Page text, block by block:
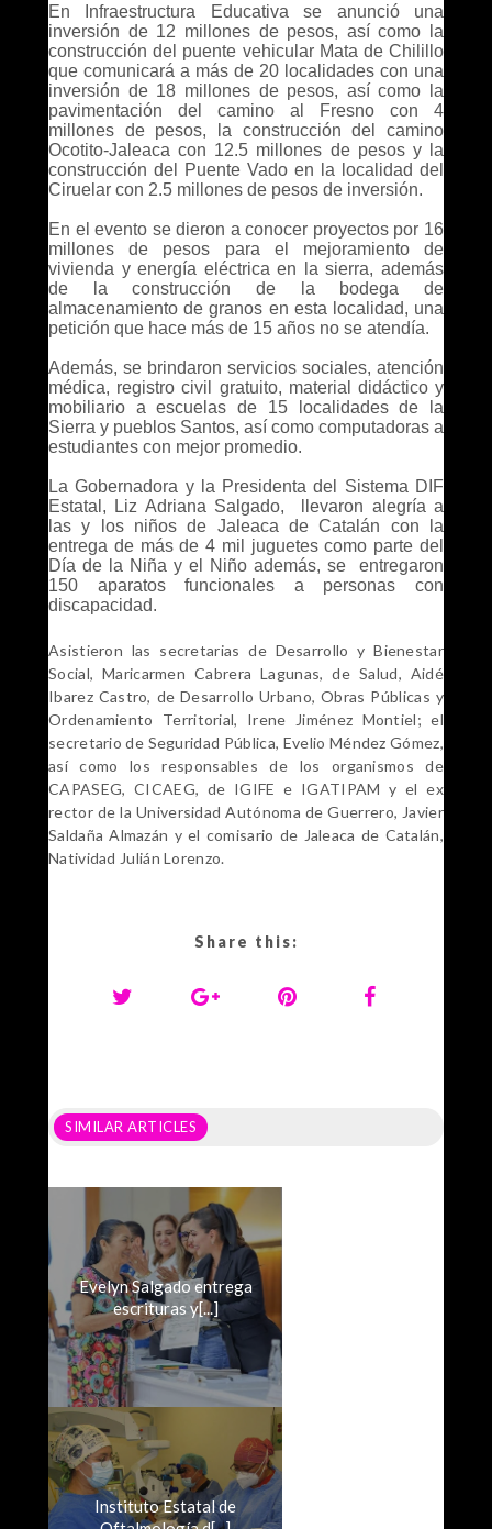
En Infraestructura Educativa se anunció una
inversión de 12 millones de pesos, así como la
construcción del puente vehicular Mata de Chilillo
que comunicará a más de 20 localidades con una
inversión de 18 millones de pesos, así como la
pavimentación del camino al Fresno con 4
millones de pesos, la construcción del camino
Ocotito-Jaleaca con 12.5 millones de pesos y la
construcción del Puente Vado en la localidad del
Ciruelar con 2.5 millones de pesos de inversión.
En el evento se dieron a conocer proyectos por 16
millones de pesos para el mejoramiento de
vivienda y energía eléctrica en la sierra, además
de la construcción de la bodega de
almacenamiento de granos en esta localidad, una
petición que hace más de 15 años no se atendía.
Además, se brindaron servicios sociales, atención
médica, registro civil gratuito, material didáctico y
mobiliario a escuelas de 15 localidades de la
Sierra y pueblos Santos, así como computadoras a
estudiantes con mejor promedio.
La Gobernadora y la Presidenta del Sistema DIF
Estatal, Liz Adriana Salgado, llevaron alegría a
las y los niños de Jaleaca de Catalán con la
entrega de más de 4 mil juguetes como parte del
Día de la Niña y el Niño además, se entregaron
150 aparatos funcionales a personas con
discapacidad.
Asistieron las secretarias de Desarrollo y Bienestar
Social, Maricarmen Cabrera Lagunas, de Salud, Aidé
Ibarez Castro, de Desarrollo Urbano, Obras Públicas y
Ordenamiento Territorial, Irene Jiménez Montiel; el
secretario de Seguridad Pública, Evelio Méndez Gómez,
así como los responsables de los organismos de
CAPASEG, CICAEG, de IGIFE e IGATIPAM y el ex
rector de la Universidad Autónoma de Guerrero, Javier
Saldaña Almazán y el comisario de Jaleaca de Catalán,
Natividad Julián Lorenzo.
Share this:
SIMILAR ARTICLES
Evelyn Salgado entrega
escrituras y[...]
Instituto Estatal de